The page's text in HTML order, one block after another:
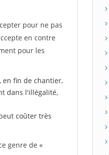
pour ne pas
en contre
pour les
en fin de chantier,
dans l'illégalité,
coûter très
genre de «